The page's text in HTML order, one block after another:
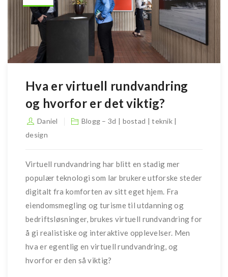
Hva er virtuell rundvandring
og hvorfor er det viktig?
Daniel
Blogg – 3d | bostad | teknik |
design
Virtuell rundvandring har blitt en stadig mer
populær teknologi som lar brukere utforske steder
digitalt fra komforten av sitt eget hjem. Fra
eiendomsmegling og turisme til utdanning og
bedriftsløsninger, brukes virtuell rundvandring for
å gi realistiske og interaktive opplevelser. Men
hva er egentlig en virtuell rundvandring, og
hvorfor er den så viktig?